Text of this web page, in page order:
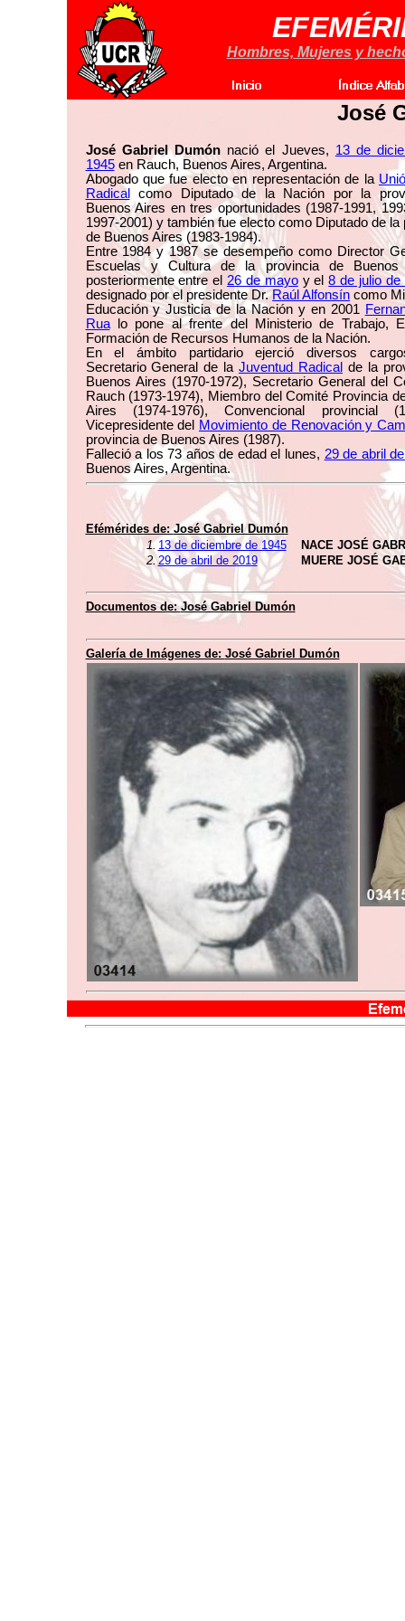
Hombres, Mujeres y
José
José Gabriel Dumónnació el Jueves, 13 de
1945en Rauch, Buenos Aires, Argentina.
Abogado que fue electo en representación de la
Radical
como Diputado de la Nación por la
Buenos Aires en tres oportunidades (1987-1991,
1997-2001) y también fue electo como Diputado de la
de Buenos Aires (1983-1984).
Entre 1984 y 1987 se desempeño como Director
Escuelas y Cultura de la provincia de
posteriormente entre el 26 de mayoy el8 de julio de
designado por el presidente Dr.Raúl Alfonsín como
Educación y Justicia de la Nación y en 2001
Rualo pone al frente del Ministerio de Trabajo,
Formación de Recursos Humanos de la Nación.
En el ámbito partidario ejerció diversos
Secretario General de laJuventud Radical de la
Buenos Aires (1970-1972), Secretario General del
Rauch (1973-1974), Miembro del Comité Provincia
Aires (1974-1976), Convencional provincial
Vicepresidente del
Movimiento de Renovación y
provincia de Buenos Aires (1987).
Falleció a los 73 años de edad el lunes, 29 de abril
Buenos Aires, Argentina.
Efémérides de:José Gabriel Dumón
1. 13 de diciembre de 1945
NACE JOSÉ
2. 29 de abril de 2019 MUERE JOSÉ
Documentos de:José Gabriel Dumón
Galería de Imágenes de: José Gabriel Dumón